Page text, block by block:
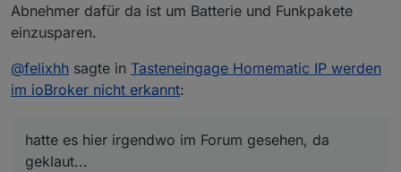
Abnehmer dafür da ist um Batterie und Funkpakete
einzusparen.
@felixhh sagte in Tasteneingage Homematic IP werden
im ioBroker nicht erkannt:
hatte es hier irgendwo im Forum gesehen, da
geklaut...